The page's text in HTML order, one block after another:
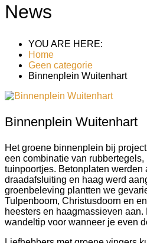
News
YOU ARE HERE:
Home
Geen categorie
Binnenplein Wuitenhart
Binnenplein Wuitenhart
Het groene binnenplein bij
een combinatie van
tuinpoortjes. Betonplaten
draadafsluiting en haag werd
groenbeleving plantten we
Tulpenboom, Christusdoorn en
heesters en haagmassieven
wandeltip voor wanneer je even